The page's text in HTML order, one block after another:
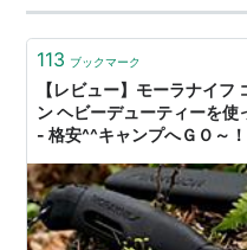
113 ブックマーク
【レビュー】モーラナイフ
ン ヘビーデューティーを使
- 格安^^キャンプへＧＯ～！